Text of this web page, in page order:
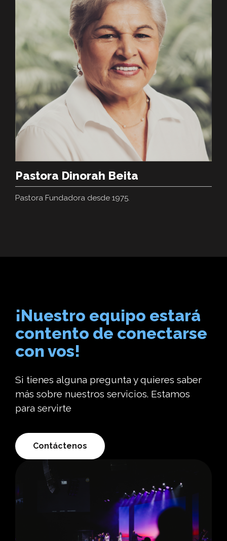
Pastora Dinorah Beita
Pastora Fundadora desde 1975.
¡Nuestro equipo estará
contento de conectarse
con vos!
Si tienes alguna pregunta y quieres saber
más sobre nuestros servicios. Estamos
para servirte
Contáctenos